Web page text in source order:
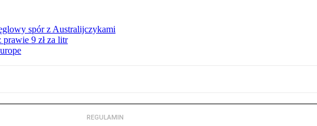
spór z Australijczykami
9 zł za litr
REGULAMIN